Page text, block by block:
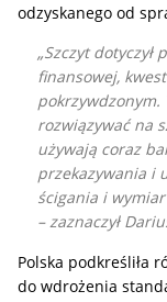
odzyskanego od
Szczyt dotyczył
finansowej,
pokrzywdzonym.
rozwiązywać na
używają coraz
przekazywania i
ścigania i
– zaznaczył
Polska podkreśliła
do wdrożenia